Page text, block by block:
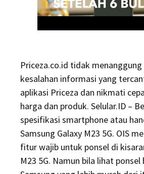
Priceza.co.id tidak
kesalahan informasi yang
aplikasi Priceza dan nikmati
harga dan produk. Selular.ID –
spesifikasi smartphone atau
Samsung Galaxy M23 5G. OIS
fitur wajib untuk ponsel di
M23 5G. Namun bila lihat ponsel